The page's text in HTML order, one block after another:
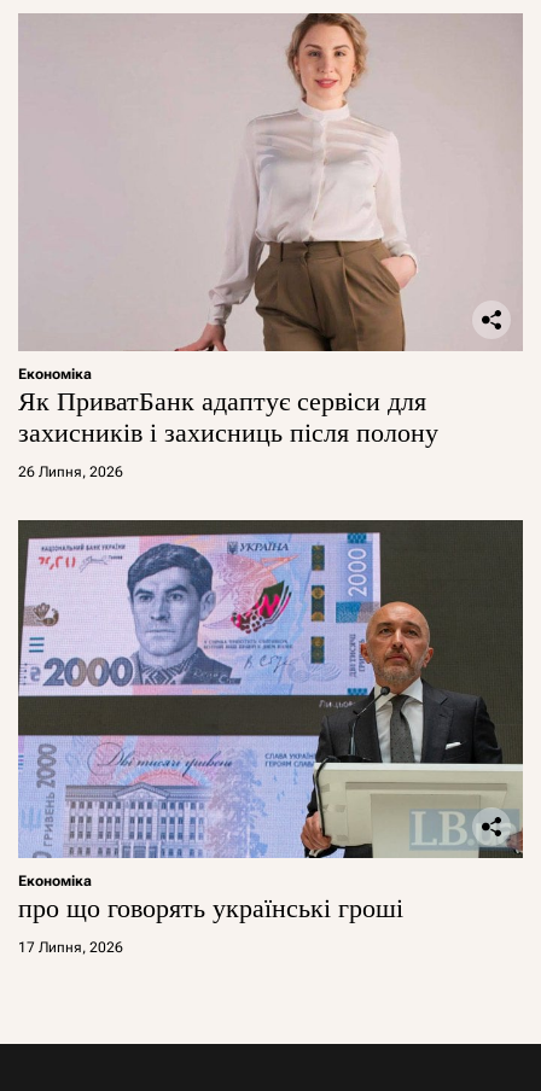
Економіка
Як ПриватБанк адаптує сервіси для
захисників і захисниць після полону
26 Липня, 2026
Економіка
про що говорять українські гроші
17 Липня, 2026